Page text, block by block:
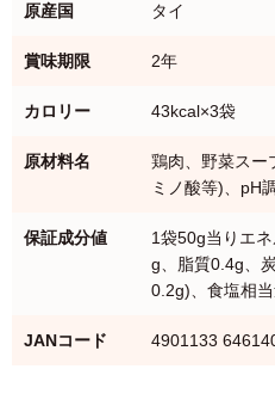
原産国 タイ
賞味期限 2年
カロリー 43kcal×3袋
原材料名
鶏肉、野菜スー
ミノ酸等)、pH
保証成分値
1袋50g当りエ
g、脂質0.4g、
0.2g)、食塩相
JANコード 4901133